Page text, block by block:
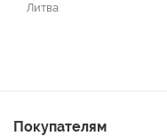
Литва
Покупателям